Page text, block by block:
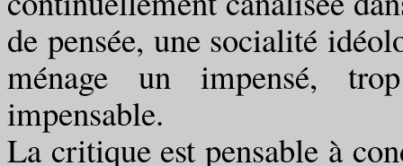
de pensée, une socialité
ménage un impensé,
impensable.
La critique est pensable à